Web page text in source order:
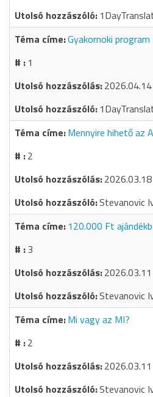
Gyakornoki
1
Mennyire hihető az
2
Stevanovic
120.000 Ft
3
Stevanovic
Mi vagy az MI?
2
Stevanovic